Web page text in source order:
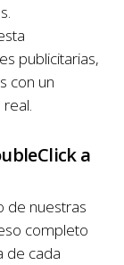
publicitarias,
con un
a
de nuestras
completo
de cada